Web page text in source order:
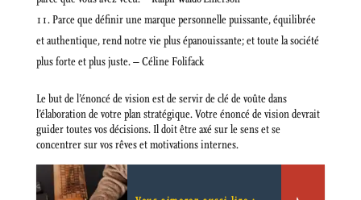
Parce que définir une marque personnelle puissante, équilibrée
et authentique, rend notre vie plus épanouissante; et toute la société
plus forte et plus juste. – Céline Folifack
Le but de l’énoncé de vision est de servir de clé de voûte dans
l’élaboration de votre plan stratégique. Votre énoncé de vision devrait
guider toutes vos décisions. Il doit être axé sur le sens et se
concentrer sur vos rêves et motivations internes.